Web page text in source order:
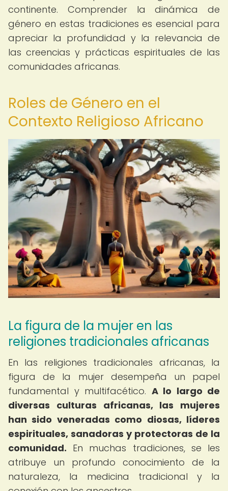
continente. Comprender la dinámica de
género en estas tradiciones es esencial para
apreciar la profundidad y la relevancia de
las creencias y prácticas espirituales de las
comunidades africanas.
Roles de Género en el
Contexto Religioso Africano
La figura de la mujer en las
religiones tradicionales africanas
En las religiones tradicionales africanas, la
figura de la mujer desempeña un papel
fundamental y multifacético. A lo largo de
diversas culturas africanas, las mujeres
han sido veneradas como diosas, líderes
espirituales, sanadoras y protectoras de la
comunidad. En muchas tradiciones, se les
atribuye un profundo conocimiento de la
naturaleza, la medicina tradicional y la